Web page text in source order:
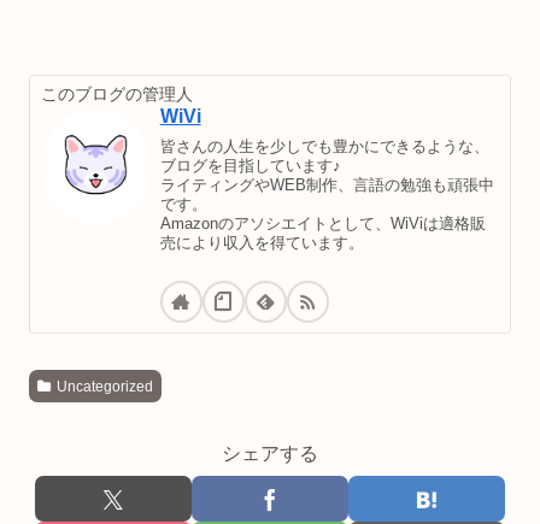
このブログの管理人
WiVi
皆さんの人生を少しでも豊かにできるような、
ブログを目指しています♪
ライティングやWEB制作、言語の勉強も頑張中
です。
Amazonのアソシエイトとして、WiViは適格販
売により収入を得ています。
Uncategorized
シェアする